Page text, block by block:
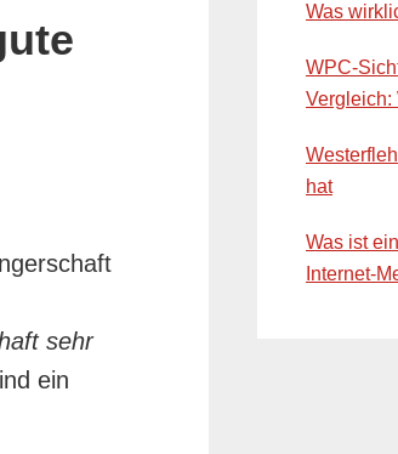
sehr
ein
Was
WPC-
Vergleich:
hat
Was ist
Internet-